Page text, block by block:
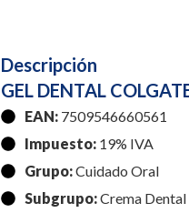
Descripción
GEL DENTAL
EAN:7509546660561
Impuesto:19% IVA
Grupo:Cuidado Oral
Subgrupo:Crema Dental